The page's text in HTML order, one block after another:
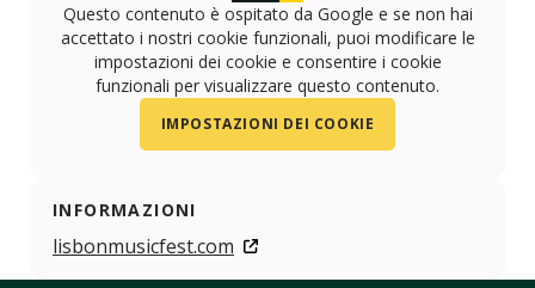
Questo contenuto è ospitato da Google e se non hai
accettato i nostri cookie funzionali, puoi modificare le
impostazioni dei cookie e consentire i cookie
funzionali per visualizzare questo contenuto.
IMPOSTAZIONI DEI COOKIE
INFORMAZIONI
lisbonmusicfest.com